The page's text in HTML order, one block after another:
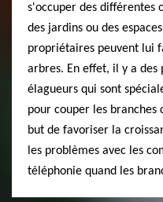
s'occuper des différentes
des jardins ou des
propriétaires peuvent lui
arbres. En effet, il y a des
élagueurs qui sont
pour couper les branches
but de favoriser la
les problèmes avec les
téléphonie quand les